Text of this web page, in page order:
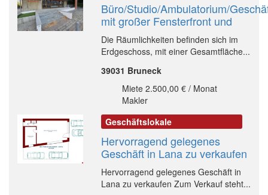
Büro/Studio/Ambulatorium/
mit großer Fensterfront und
Die Räumlichkeiten befinden sich im
Erdgeschoss, mit einer Gesamtfläche...
39031 Bruneck
Miete 2.500,00 € / Monat
Makler
Geschäftslokale
Hervorragend gelegenes
Geschäft in Lana zu verkaufen
Hervorragend gelegenes Geschäft in
Lana zu verkaufen Zum Verkauf steht...